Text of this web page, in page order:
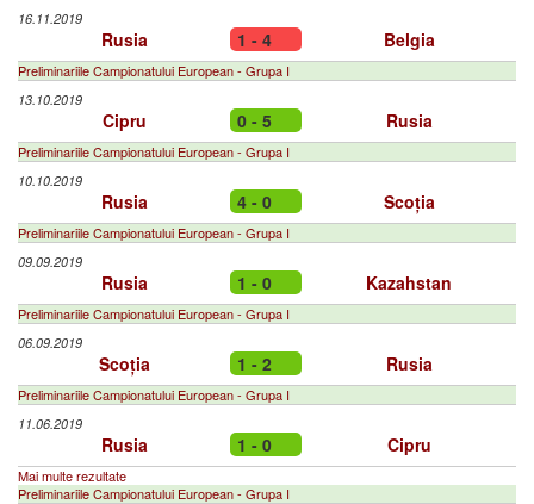
16.11.2019
Rusia 1 - 4 Belgia
Preliminariile Campionatului European - Grupa I
13.10.2019
Cipru 0 - 5 Rusia
Preliminariile Campionatului European - Grupa I
10.10.2019
Rusia 4 - 0 Scoția
Preliminariile Campionatului European - Grupa I
09.09.2019
Rusia 1 - 0 Kazahstan
Preliminariile Campionatului European - Grupa I
06.09.2019
Scoția 1 - 2 Rusia
Preliminariile Campionatului European - Grupa I
11.06.2019
Rusia 1 - 0 Cipru
Mai multe rezultate
Preliminariile Campionatului European - Grupa I